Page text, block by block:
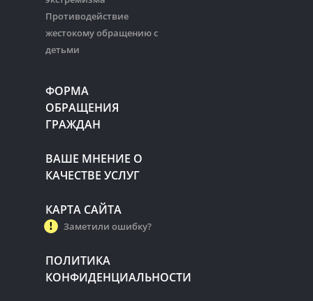
Противодействие
жестокому обращению с
детьми
ФОРМА
ОБРАЩЕНИЯ
ГРАЖДАН
ВАШЕ МНЕНИЕ О
КАЧЕСТВЕ УСЛУГ
КАРТА САЙТА
Заметили ошибку?
ПОЛИТИКА
КОНФИДЕНЦИАЛЬНОСТИ